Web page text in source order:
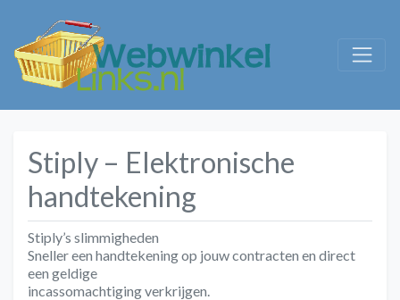
Stiply – Elektronische
handtekening
Stiply’s slimmigheden
Sneller een handtekening op jouw contracten en direct
een geldige
incassomachtiging verkrijgen.